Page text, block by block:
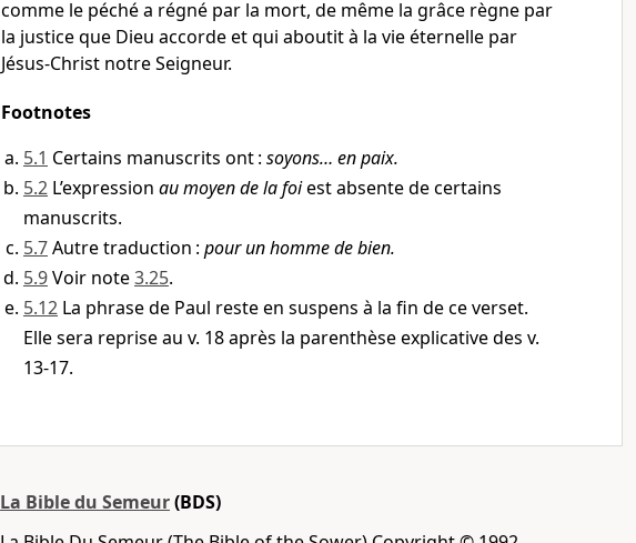
comme le péché a régné par la mort, de même la grâce règne par
la justice que Dieu accorde et qui aboutit à la vie éternelle par
Jésus-Christ notre Seigneur.
Footnotes
5.1 Certains manuscrits ont : soyons… en paix.
5.2 L’expression au moyen de la foiest absente de certains
manuscrits.
5.7Autre traduction : pour un homme de bien.
5.9Voir note3.25.
5.12 La phrase de Paul reste en suspens à la fin de ce verset.
Elle sera reprise au v. 18 après la parenthèse explicative des v.
13-17.
La Bible du Semeur(BDS)